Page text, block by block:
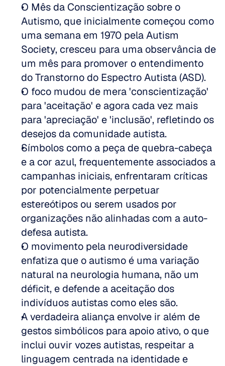
O Mês da Conscientização sobre o
Autismo, que inicialmente começou como
uma semana em 1970 pela Autism
Society, cresceu para uma observância de
um mês para promover o entendimento
do Transtorno do Espectro Autista (ASD).
O foco mudou de mera 'conscientização'
para 'aceitação' e agora cada vez mais
para 'apreciação' e 'inclusão', refletindo os
desejos da comunidade autista.
Símbolos como a peça de quebra-cabeça
e a cor azul, frequentemente associados a
campanhas iniciais, enfrentaram críticas
por potencialmente perpetuar
estereótipos ou serem usados por
organizações não alinhadas com a auto-
defesa autista.
O movimento pela neurodiversidade
enfatiza que o autismo é uma variação
natural na neurologia humana, não um
déficit, e defende a aceitação dos
indivíduos autistas como eles são.
A verdadeira aliança envolve ir além de
gestos simbólicos para apoio ativo, o que
inclui ouvir vozes autistas, respeitar a
linguagem centrada na identidade e